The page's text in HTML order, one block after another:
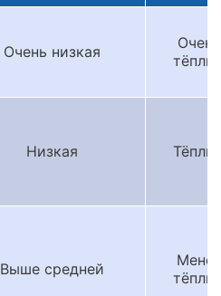
Очень низкая
Очень
Низкая
Выше средней
Менее